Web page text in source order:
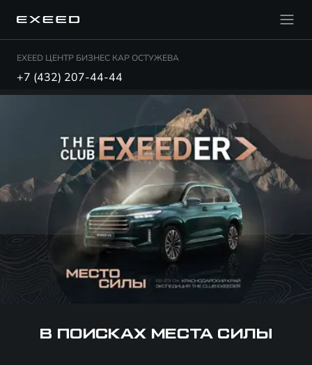
EXEED ЦЕНТР БИЗНЕС КАР ОСТУЖЕВА
+7 (432) 207-44-44
В ПОИСКАХ МЕСТА СИЛЫ